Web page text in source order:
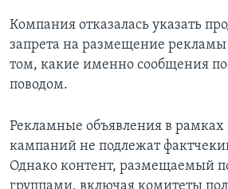
Компания отказалась указать
запрета на размещение рекламы
том, какие именно сообщения
поводом.
Рекламные объявления в рамках
кампаний не подлежат
Однако контент, размещаемый